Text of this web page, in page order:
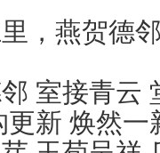
，燕贺德
室接青云
更新 焕然一